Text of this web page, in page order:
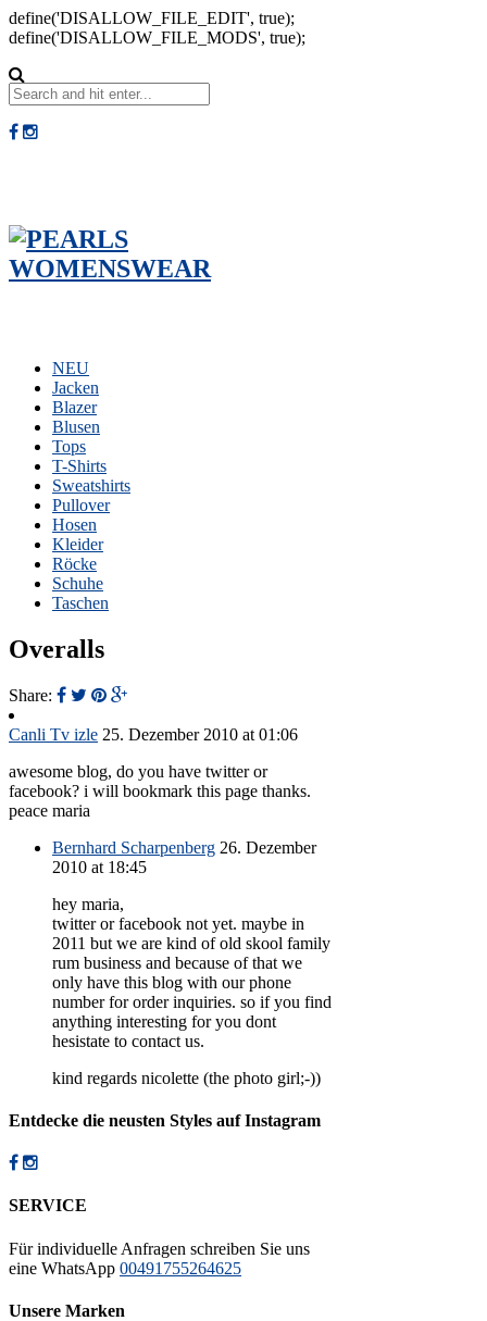
define('DISALLOW_FILE_EDIT', true);
define('DISALLOW_FILE_MODS', true);
NEU
Jacken
Blazer
Blusen
Tops
T-Shirts
Sweatshirts
Pullover
Hosen
Kleider
Röcke
Schuhe
Taschen
Overalls
Share:
Canli Tv izle 25. Dezember 2010 at 01:06
awesome blog, do you have twitter or
facebook? i will bookmark this page thanks.
peace maria
Bernhard Scharpenberg 26. Dezember
2010 at 18:45
hey maria,
twitter or facebook not yet. maybe in
2011 but we are kind of old skool family
rum business and because of that we
only have this blog with our phone
number for order inquiries. so if you find
anything interesting for you dont
hesistate to contact us.
kind regards nicolette (the photo girl;-))
Entdecke die neusten Styles auf Instagram
SERVICE
Für individuelle Anfragen schreiben Sie uns
eine WhatsApp 00491755264625
Unsere Marken